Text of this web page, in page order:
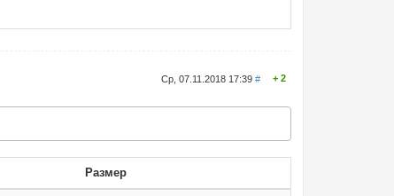
Ср, 07.11.2018 17:39# 2
Размер